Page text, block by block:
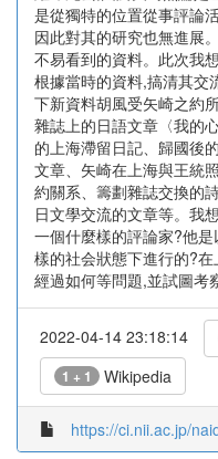
是從獨特的位置從事評論
因此對其的研究也無進展
不易看到的資料。此次我
根據當時的資料,搞清其交
下新資料胡風受矢崎之約
雜誌上的日語文章〈我的
的上海滯留日記、歸國後
文章、矢崎在上海與王統
約關系、籌劃雜誌交換的
日文學交流的文章等。我
一個什麼樣的評論家?他
樣的社会狀態下進行的?
經過如何等問題,並試圖考
2022-04-14 23:18:14
1 + 1 Wikipedia
https://ci.nii.ac.jp/